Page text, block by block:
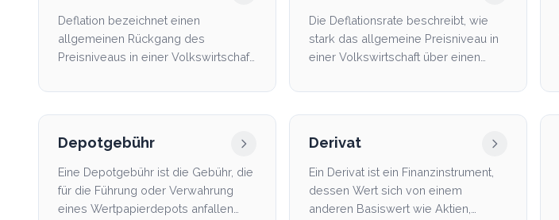
Deflation bezeichnet einen
allgemeinen Rückgang des
Preisniveaus in einer Volkswirtschaft
Die Deflationsrate beschreibt, wie
stark das allgemeine Preisniveau in
einer Volkswirtschaft über einen
Depotgebühr
Eine Depotgebühr ist die Gebühr, die
für die Führung oder Verwahrung
eines Wertpapierdepots anfallen
Derivat
Ein Derivat ist ein Finanzinstrument,
dessen Wert sich von einem
anderen Basiswert wie Aktien,